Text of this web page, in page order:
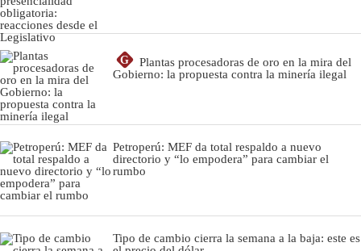
G
Plantas procesadoras de oro en la mira del
Gobierno: la propuesta contra la minería ilegal
Petroperú: MEF da total respaldo a nuevo
directorio y “lo empodera” para cambiar el
rumbo
Tipo de cambio cierra la semana a la baja: este es